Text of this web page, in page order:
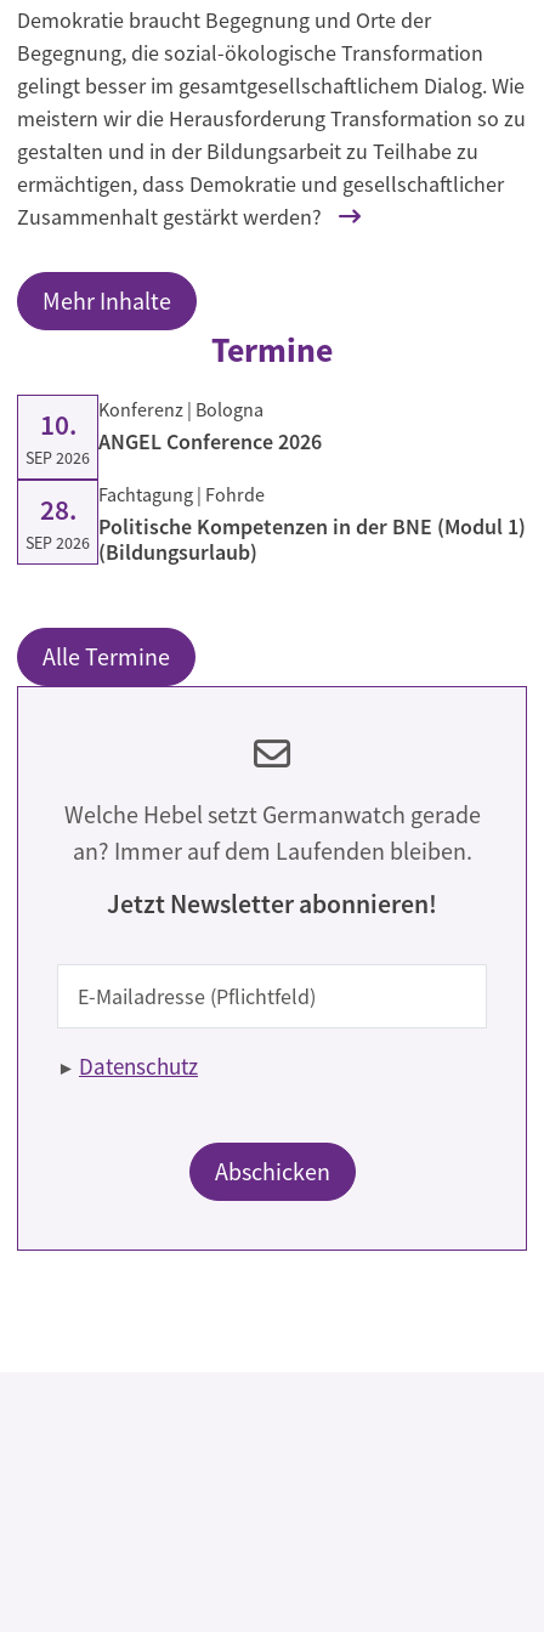
Demokratie braucht Begegnung und Orte der
Begegnung, die sozial-ökologische Transformation
gelingt besser im gesamtgesellschaftlichem Dialog. Wie
meistern wir die Herausforderung Transformation so zu
gestalten und in der Bildungsarbeit zu Teilhabe zu
ermächtigen, dass Demokratie und gesellschaftlicher
Zusammenhalt gestärkt werden?
Mehr Inhalte
Termine
10.
SEP 2026
Konferenz | Bologna
ANGEL Conference 2026
28.
SEP 2026
Fachtagung | Fohrde
Politische Kompetenzen in der BNE (Modul 1)
(Bildungsurlaub)
Alle Termine
Welche Hebel setzt Germanwatch gerade
an? Immer auf dem Laufenden bleiben.
Jetzt Newsletter abonnieren!
Datenschutz